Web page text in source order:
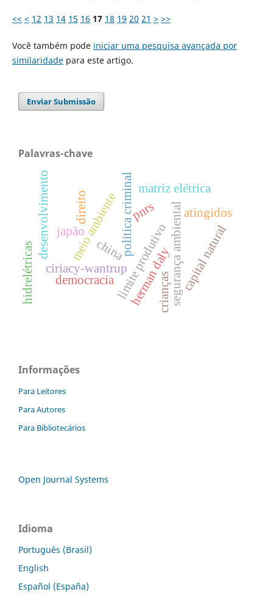
<< < 12 13 14 15 16 17 18 19 20 21 > >>
Você também pode iniciar uma pesquisa avançada por
similaridadepara este artigo.
Enviar Submissão
Palavras-chave
ciriacy-wantrupherman dalysegurança ambiental
limite produtivocapital natural
meio ambientepolítica criminal
japão
atingidos
desenvolvimento direito
hidrelétricas
pnrs
matriz elétrica
china
crianças
democracia
Informações
Para Leitores
Para Autores
Para Bibliotecários
Open Journal Systems
Idioma
Português (Brasil)
English
Español (España)